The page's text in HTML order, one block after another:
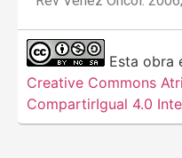
Esta obra
Creative Commons
CompartirIgual 4.0